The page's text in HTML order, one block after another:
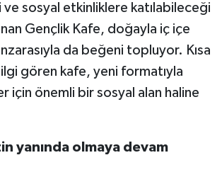
sosyal etkinliklere katılabileceği
Gençlik Kafe, doğayla iç içe
da beğeni topluyor. Kısa
gören kafe, yeni formatıyla
için önemli bir sosyal alan haline
yanında olmaya devam